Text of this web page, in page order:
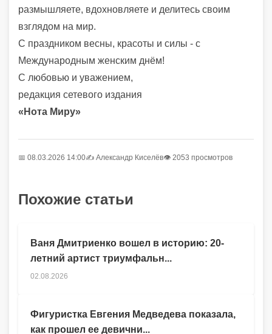
размышляете, вдохновляете и делитесь своим
взглядом на мир.
С праздником весны, красоты и силы - с
Международным женским днём!
С любовью и уважением,
редакция сетевого издания
«Нота Миру»
📅 08.03.2026 14:00✍️ Александр Киселёв👁 2053 просмотров
Похожие статьи
Ваня Дмитриенко вошел в историю: 20-
летний артист триумфальн...
02.08.2026
Фигуристка Евгения Медведева показала,
как прошел ее девични...